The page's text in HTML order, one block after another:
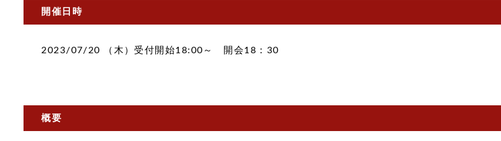
開催日時
2023/07/20 （木）受付開始18:00～ 開会18：30
概要